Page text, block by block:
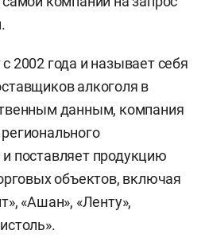
2002 года и называет себя
алкоголя в
данным, компания
поставляет продукцию
объектов, включая
«Ашан», «Ленту»,